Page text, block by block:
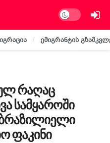
Dark mode
ემიგრანტის
რაღაც
სამყაროში
ფაკინი